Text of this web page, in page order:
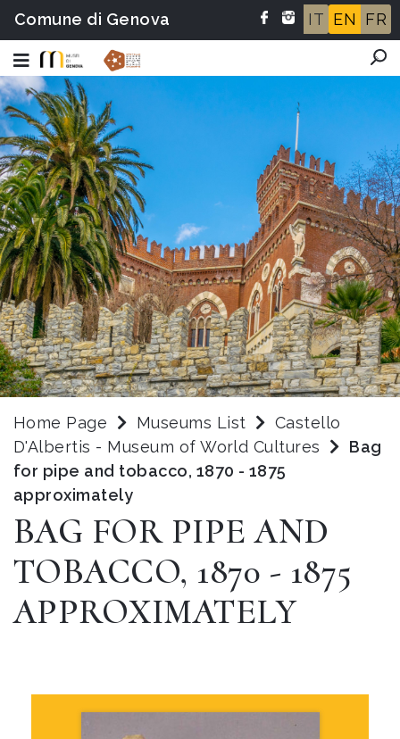
Comune di Genova IT EN FR
Home Page Museums List
Castello
D'Albertis - Museum of World Cultures
Bag
for pipe and tobacco, 1870 - 1875
approximately
BAG FOR PIPE AND
TOBACCO, 1870 - 1875
APPROXIMATELY